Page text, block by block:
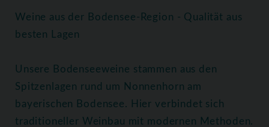
Weine aus der Bodensee-Region - Qualität aus
besten Lagen
Unsere Bodenseeweine stammen aus den
Spitzenlagen rund um Nonnenhorn am
bayerischen Bodensee. Hier verbindet sich
traditioneller Weinbau mit modernen Methoden.